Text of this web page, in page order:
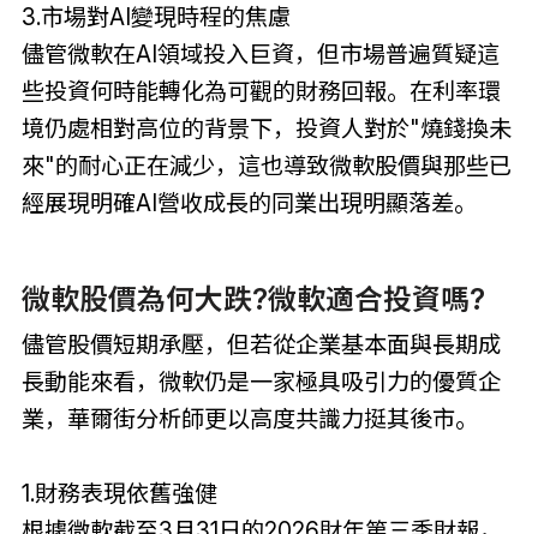
3.市場對AI變現時程的焦慮
儘管微軟在AI領域投入巨資，但市場普遍質疑這
些投資何時能轉化為可觀的財務回報。在利率環
境仍處相對高位的背景下，投資人對於"燒錢換未
來"的耐心正在減少，這也導致微軟股價與那些已
經展現明確AI營收成長的同業出現明顯落差。
微軟股價為何大跌?微軟適合投資嗎?
儘管股價短期承壓，但若從企業基本面與長期成
長動能來看，微軟仍是一家極具吸引力的優質企
業，華爾街分析師更以高度共識力挺其後市。
1.財務表現依舊強健